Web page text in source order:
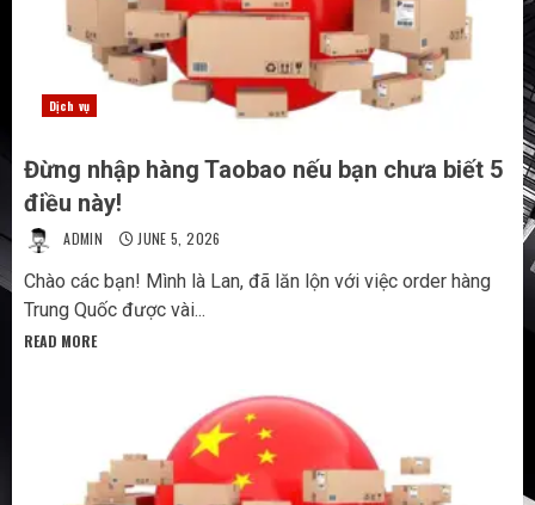
Dịch vụ
Đừng nhập hàng Taobao nếu bạn chưa biết 5
điều này!
ADMIN JUNE 5, 2026
Chào các bạn! Mình là Lan, đã lăn lộn với việc order hàng
Trung Quốc được vài...
READ MORE